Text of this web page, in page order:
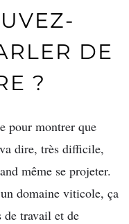
DE
?
pour montrer que
dire, très difficile,
même se projeter.
domaine viticole, ça
de travail et de